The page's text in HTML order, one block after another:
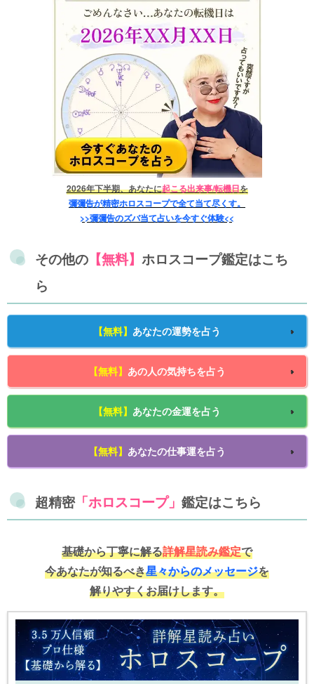
2026年下半期、あなたに起こる出来事/転機日を
彌彌告が精密ホロスコープで全て当て尽くす。
>>彌彌告のズバ当て占いを今すぐ体験<<
その他の 【無料】 ホロスコープ鑑定はこち
ら
【無料】 あなたの運勢を占う
【無料】 あの人の気持ちを占う
【無料】 あなたの金運を占う
【無料】 あなたの仕事運を占う
超精密「ホロスコープ」 鑑定はこちら
基礎から丁寧に解る詳解星読み鑑定で
今あなたが知るべき星々からのメッセージを
解りやすくお届けします。